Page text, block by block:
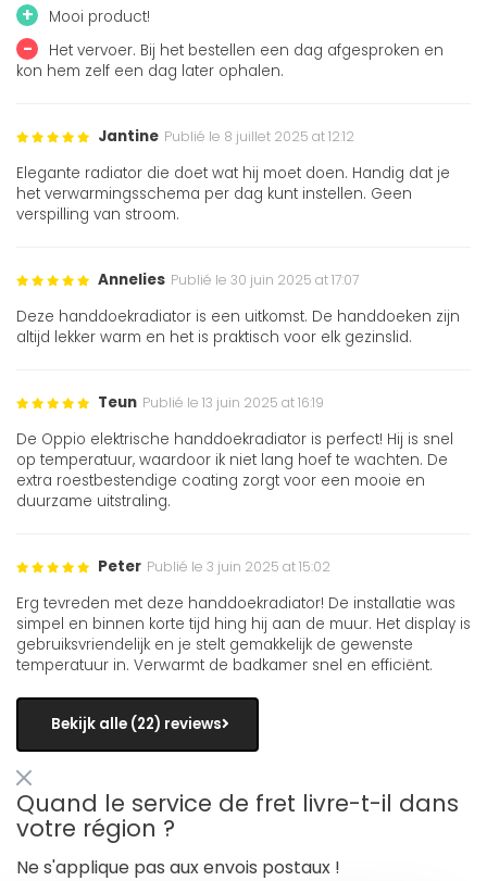
+ Mooi product!
-
Het vervoer. Bij het bestellen een dag afgesproken en
kon hem zelf een dag later ophalen.
Jantine Publié le 8 juillet 2025 at 12:12
Elegante radiator die doet wat hij moet doen. Handig dat je
het verwarmingsschema per dag kunt instellen. Geen
verspilling van stroom.
Annelies Publié le 30 juin 2025 at 17:07
Deze handdoekradiator is een uitkomst. De handdoeken zijn
altijd lekker warm en het is praktisch voor elk gezinslid.
Teun Publié le 13 juin 2025 at 16:19
De Oppio elektrische handdoekradiator is perfect! Hij is snel
op temperatuur, waardoor ik niet lang hoef te wachten. De
extra roestbestendige coating zorgt voor een mooie en
duurzame uitstraling.
Peter Publié le 3 juin 2025 at 15:02
Erg tevreden met deze handdoekradiator! De installatie was
simpel en binnen korte tijd hing hij aan de muur. Het display is
gebruiksvriendelijk en je stelt gemakkelijk de gewenste
temperatuur in. Verwarmt de badkamer snel en efficiënt.
Bekijk alle (22) reviews
Quand le service de fret livre-t-il dans
votre région ?
Ne s'applique pas aux envois postaux !